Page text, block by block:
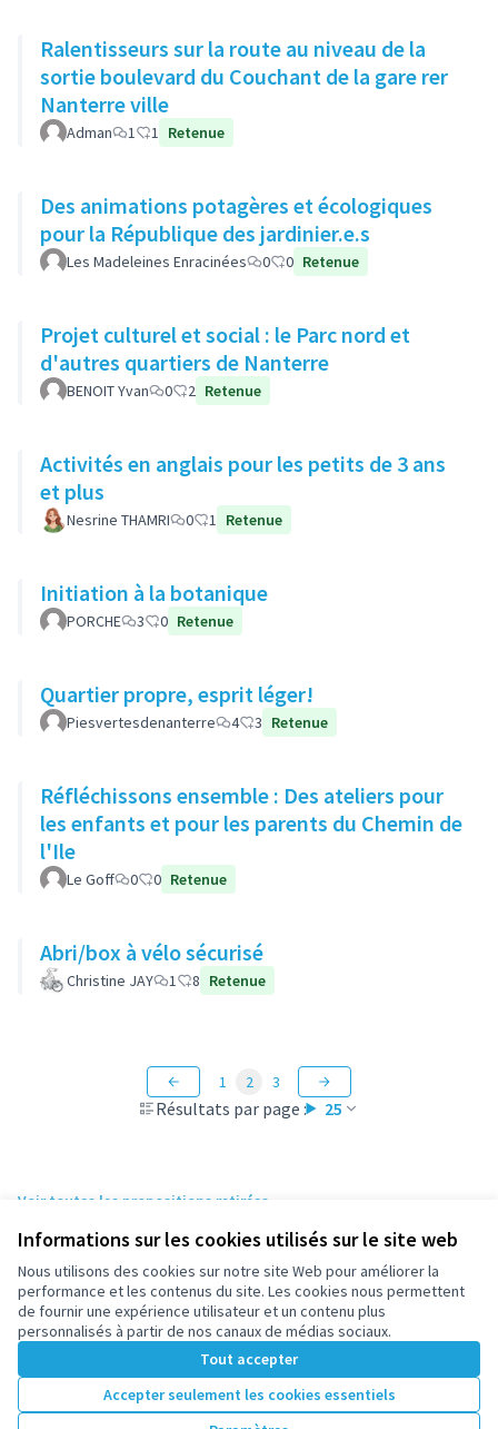
Informations sur les cookies utilisés sur le site web
Nous utilisons des cookies sur notre site Web pour améliorer la
performance et les contenus du site. Les cookies nous permettent
de fournir une expérience utilisateur et un contenu plus
personnalisés à partir de nos canaux de médias sociaux.
Tout accepter
Accepter seulement les cookies essentiels
Ralentisseurs sur la route au niveau de la
sortie boulevard du Couchant de la gare rer
Nanterre ville
Adman 1 1 Retenue
Des animations potagères et écologiques
pour la République des jardinier.e.s
Les Madeleines Enracinées 0 0 Retenue
Projet culturel et social : le Parc nord et
d'autres quartiers de Nanterre
BENOIT Yvan 0 2 Retenue
Activités en anglais pour les petits de 3 ans
et plus
Nesrine THAMRI 0 1 Retenue
Initiation à la botanique
PORCHE 3 0 Retenue
Quartier propre, esprit léger!
Piesvertesdenanterre 4 3 Retenue
Réfléchissons ensemble : Des ateliers pour
les enfants et pour les parents du Chemin de
l'Ile
Le Goff 0 0 Retenue
Abri/box à vélo sécurisé
Christine JAY 1 8 Retenue
Résultats par page : 25
1 2 3
Voir toutes les propositions retirées
Conditions d'utilisation
Paramètres des cookies
participez.nanterre.fr sur X
(Lien externe)
participez.nanterre.fr sur Facebook
participez.nanterre.fr sur Instagram
participez.nanterre.fr sur YouTube
(Lien externe)
participez.nanterre.fr sur GitHub
(Lien externe)
Licence
(Lien